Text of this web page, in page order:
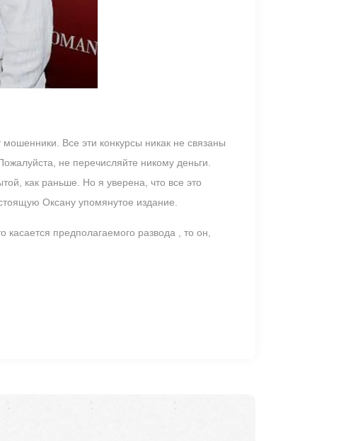
Все эти конкурсы никак не связаны
не перечисляйте никому деньги.
как раньше. Но я уверена, что все это
Оксану упомянутое издание.
предполагаемого развода , то он,